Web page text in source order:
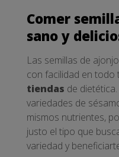
Comer
sano y
Las semillas de
con facilidad en todo
tiendas de
variedades de
mismos nutrientes,
justo el tipo que
variedad y